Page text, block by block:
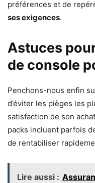
préférences et de
ses exigences.
Astuces
de console
Penchons-nous enfin
d’éviter les pièges les
satisfaction de son
packs incluent parfois
de rentabiliser
Lire aussi :